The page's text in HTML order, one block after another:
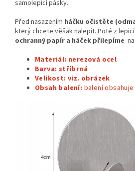
samolepicí pásky.
Před nasazením háčku očistěte
který chcete věšák nalepit. Poté z
ochranný papír a háček přilepíme
Materiál: nerezová ocel
Barva: stříbrná
Velikost: viz. obrázek
Obsah balení: balení